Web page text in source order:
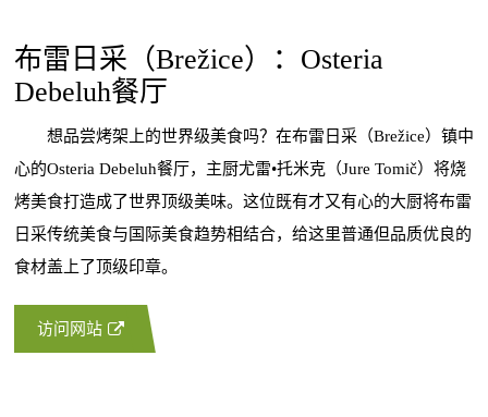
布雷日采（Brežice）：Osteria
Debeluh餐厅
想品尝烤架上的世界级美食吗？在布雷日采（Brežice）镇中
心的Osteria Debeluh餐厅，主厨尤雷•托米克（Jure Tomič）将烧
烤美食打造成了世界顶级美味。这位既有才又有心的大厨将布雷
日采传统美食与国际美食趋势相结合，给这里普通但品质优良的
食材盖上了顶级印章。
访问网站